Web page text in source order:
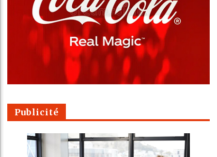
Publicité